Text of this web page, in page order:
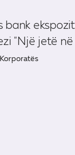
bank
"Një jetë